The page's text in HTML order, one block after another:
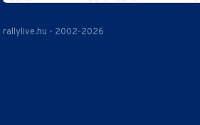
rallylive.hu - 2002-2026